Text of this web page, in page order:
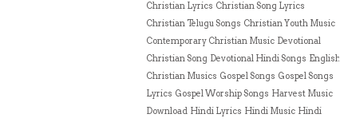
Christian Lyrics Christian Song Lyrics
Christian Telugu Songs Christian Youth Music
Contemporary Christian Music Devotional
Christian Song Devotional Hindi Songs English
Christian Musics Gospel Songs Gospel Songs
Lyrics Gospel Worship Songs Harvest Music
Download Hindi Lyrics Hindi Music Hindi